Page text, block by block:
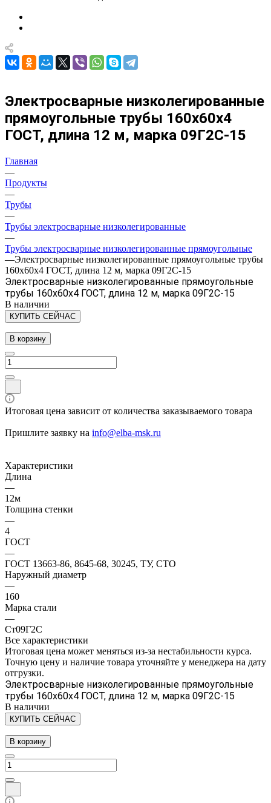
Электросварные низколегированные
прямоугольные трубы 160х60х4
ГОСТ, длина 12 м, марка 09Г2С-15
Главная
—
Продукты
—
Трубы
—
Трубы электросварные низколегированные
—
Трубы электросварные низколегированные прямоугольные
—Электросварные низколегированные прямоугольные трубы
160х60х4 ГОСТ, длина 12 м, марка 09Г2С-15
Электросварные низколегированные прямоугольные
трубы 160х60х4 ГОСТ, длина 12 м, марка 09Г2С-15
В наличии
КУПИТЬ СЕЙЧАС
В корзину
Итоговая цена зависит от количества заказываемого товара
Пришлите заявку на info@elba-msk.ru
Характеристики
Длина
—
12м
Толщина стенки
—
4
ГОСТ
—
ГОСТ 13663-86, 8645-68, 30245, ТУ, СТО
Наружный диаметр
—
160
Марка стали
—
Ст09Г2С
Все характеристики
Итоговая цена может меняться из-за нестабильности курса.
Точную цену и наличие товара уточняйте у менеджера на дату
отгрузки.
Электросварные низколегированные прямоугольные
трубы 160х60х4 ГОСТ, длина 12 м, марка 09Г2С-15
В наличии
КУПИТЬ СЕЙЧАС
В корзину